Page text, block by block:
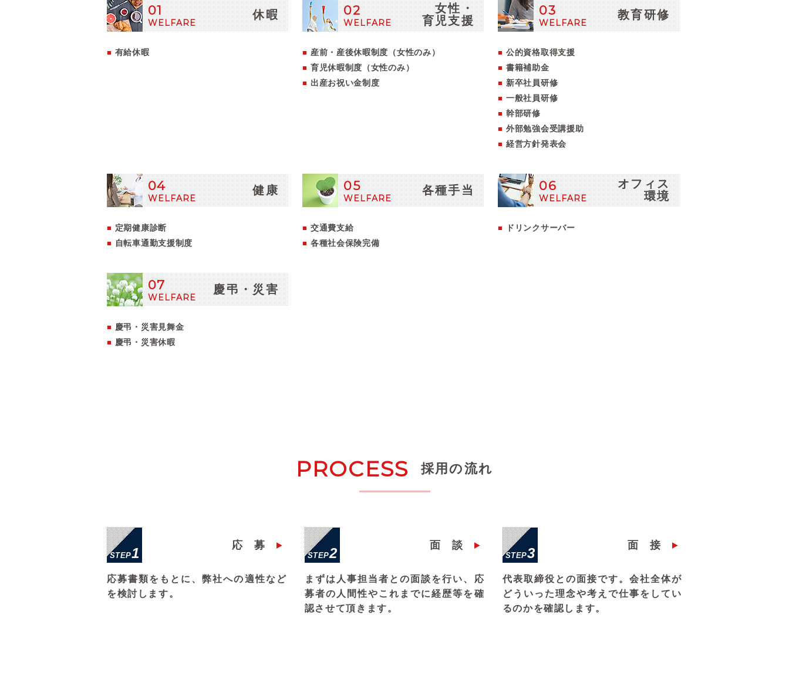
01
WELFARE
休暇
有給休暇
02
WELFARE
女性・
育児支援
産前・産後休暇制度（女性のみ）
育児休暇制度（女性のみ）
出産お祝い金制度
03
WELFARE
教育研修
公的資格取得支援
書籍補助金
新卒社員研修
一般社員研修
幹部研修
外部勉強会受講援助
経営方針発表会
04
WELFARE
健康
定期健康診断
自転車通勤支援制度
05
WELFARE
各種手当
交通費支給
各種社会保険完備
06
WELFARE
オフィス
環境
ドリンクサーバー
07
WELFARE
慶弔・災害
慶弔・災害見舞金
慶弔・災害休暇
PROCESS 採用の流れ
STEP1 応募
応募書類をもとに、弊社への適性など
を検討します。
STEP2 面談
まずは人事担当者との面談を行い、応
募者の人間性やこれまでに経歴等を確
認させて頂きます。
STEP3 面接
代表取締役との面接です。会社全体が
どういった理念や考えで仕事をしてい
るのかを確認します。